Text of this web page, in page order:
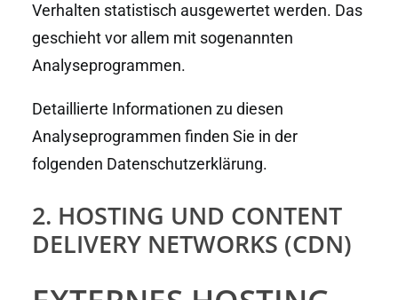
Verhalten statistisch ausgewertet werden. Das
geschieht vor allem mit sogenannten
Analyseprogrammen.
Detaillierte Informationen zu diesen
Analyseprogrammen finden Sie in der
folgenden Datenschutzerklärung.
2. HOSTING UND CONTENT
DELIVERY NETWORKS (CDN)